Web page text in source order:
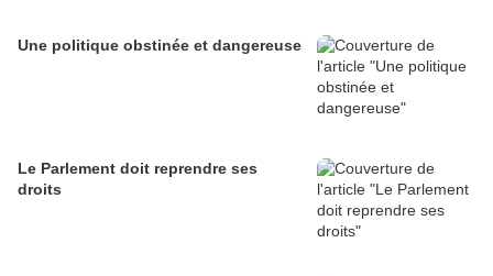
Une politique obstinée et dangereuse
Le Parlement doit reprendre ses
droits